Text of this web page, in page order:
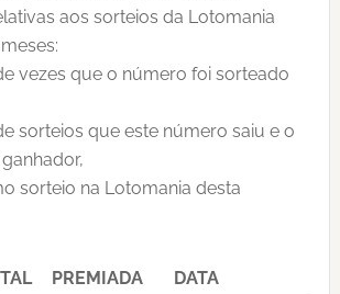
aos sorteios da Lotomania
vezes que o número foi sorteado
sorteios que este número saiu e o
sorteio na Lotomania desta
PREMIADA DATA